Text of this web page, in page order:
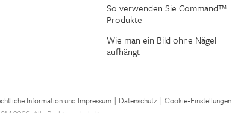
So verwenden Sie Command™
Produkte
Wie man ein Bild ohne Nägel
aufhängt
Information und Impressum Datenschutz
Cookie-Einstellungen